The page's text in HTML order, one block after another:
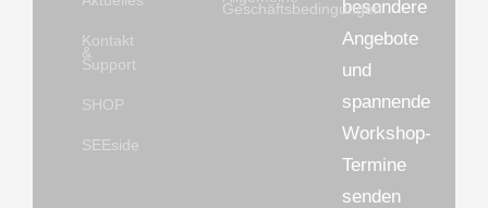
Kontakt
&
Support
SHOP
SEEside
Geschäftsbedingungenbesondere
Angebote
und
spannende
Workshop-
Termine
senden